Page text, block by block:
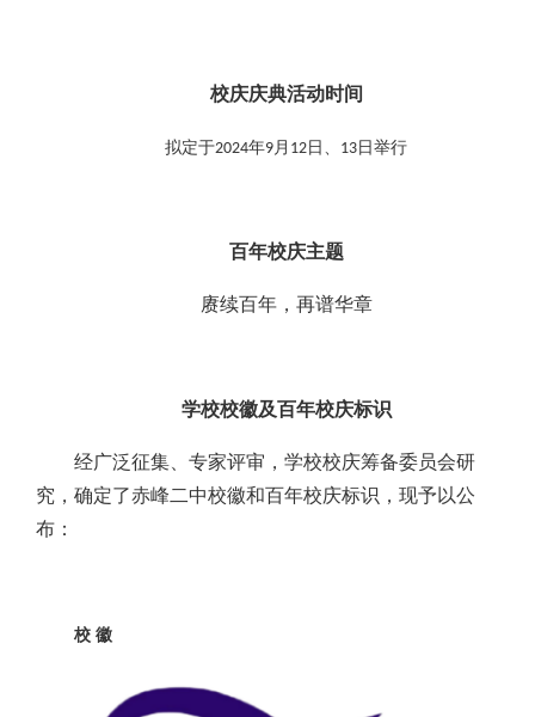
校庆庆典活动时间
拟定于2024年9 月 12 日、 13 日举行
百年校庆主题
赓续百年，再谱华章
学校校徽及百年校庆标识
经广泛征集、 专家评审，学校校庆筹备委员会研
究，确定了赤峰二中校徽和百年校庆标识，现予以公
布：
校 徽